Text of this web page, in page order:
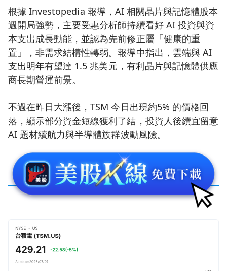
根據 Investopedia 報導，AI 相關晶片與記憶體股本
週開局強勢，主要受惠分析師持續看好 AI 投資與資
本支出成長動能，並認為先前修正屬「健康的重
置」，非需求結構性轉弱。報導中指出，雲端與 AI
支出明年有望達 1.5 兆美元，有利晶片與記憶體供應
商長期營運前景。
不過在昨日大漲後，TSM 今日出現約5% 的價格回
落，顯示部分資金短線獲利了結，投資人後續宜留意
AI 題材續航力與半導體族群波動風險。